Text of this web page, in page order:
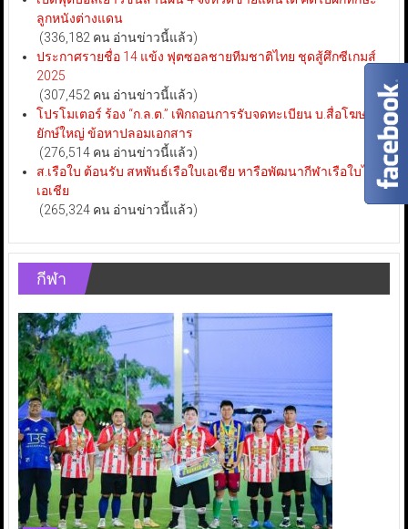
ลูกหนังต่างแดน
(336,182 คน อ่านข่าวนี้แล้ว)
ประกาศรายชื่อ 14 แข้ง ฟุตซอลชายทีมชาติไทย ชุดสู้ศึกซีเกมส์
2025
(307,452 คน อ่านข่าวนี้แล้ว)
โปรโมเตอร์ ร้อง “ก.ล.ต.” เพิกถอนการรับจดทะเบียน บ.สื่อโฆษณา
ยักษ์ใหญ่ ข้อหาปลอมเอกสาร
(276,514 คน อ่านข่าวนี้แล้ว)
ส.เรือใบ ต้อนรับ สหพันธ์เรือใบเอเชีย หารือพัฒนากีฬาเรือใบไทย-
เอเชีย
(265,324 คน อ่านข่าวนี้แล้ว)
กีฬา